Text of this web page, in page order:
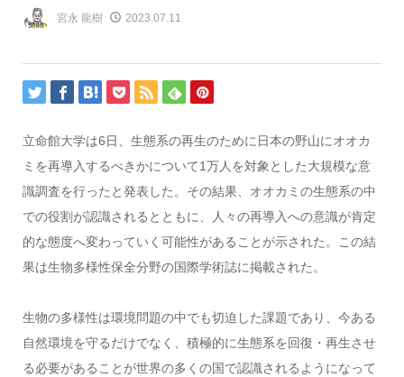
宮永 龍樹 2023.07.11
立命館大学は6日、生態系の再生のために日本の野山にオオカ
ミを再導入するべきかについて1万人を対象とした大規模な意
識調査を行ったと発表した。その結果、オオカミの生態系の中
での役割が認識されるとともに、人々の再導入への意識が肯定
的な態度へ変わっていく可能性があることが示された。この結
果は生物多様性保全分野の国際学術誌に掲載された。
生物の多様性は環境問題の中でも切迫した課題であり、今ある
自然環境を守るだけでなく、積極的に生態系を回復・再生させ
る必要があることが世界の多くの国で認識されるようになって